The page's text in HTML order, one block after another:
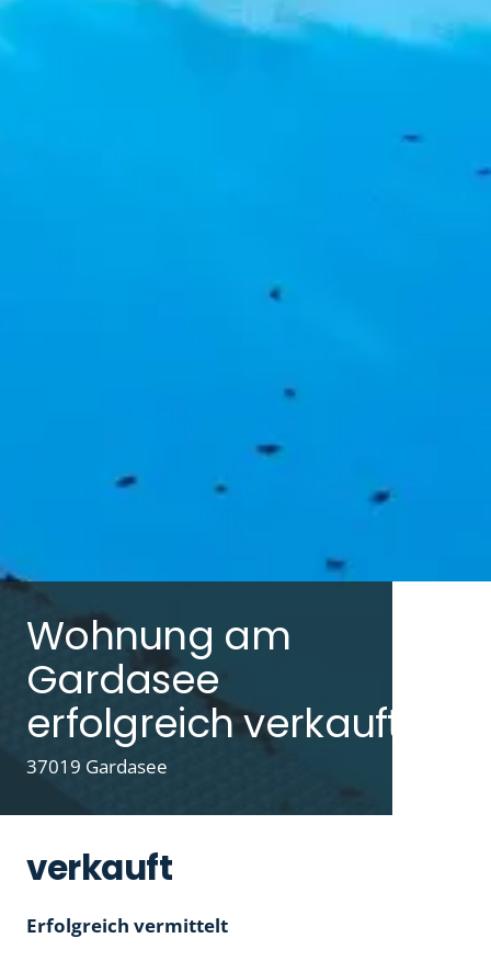
Wohnung am
Gardasee
erfolgreich verkauft
37019 Gardasee
verkauft
Erfolgreich vermittelt